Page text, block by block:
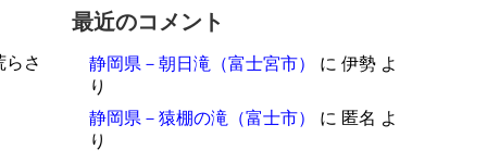
さ
最近のコメント
静岡県－朝日滝（富士宮市） に 伊勢 よ
り
静岡県－猿棚の滝（富士市）
に 匿名 よ
り